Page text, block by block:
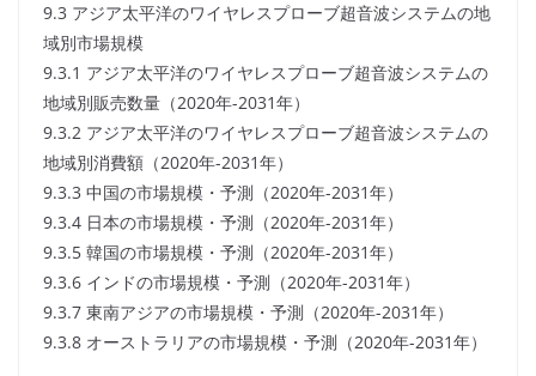
9.3 アジア太平洋のワイヤレスプローブ超音波システムの地
域別市場規模
9.3.1 アジア太平洋のワイヤレスプローブ超音波システムの
地域別販売数量（2020年-2031年）
9.3.2 アジア太平洋のワイヤレスプローブ超音波システムの
地域別消費額（2020年-2031年）
9.3.3 中国の市場規模・予測（2020年-2031年）
9.3.4 日本の市場規模・予測（2020年-2031年）
9.3.5 韓国の市場規模・予測（2020年-2031年）
9.3.6 インドの市場規模・予測（2020年-2031年）
9.3.7 東南アジアの市場規模・予測（2020年-2031年）
9.3.8 オーストラリアの市場規模・予測（2020年-2031年）